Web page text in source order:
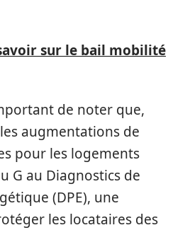
sur le bail mobilité
de noter que,
augmentations de
pour les logements
G au Diagnostics de
(DPE), une
les locataires des